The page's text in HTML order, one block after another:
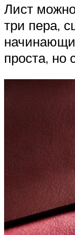
Лист
три пера,
проста, но